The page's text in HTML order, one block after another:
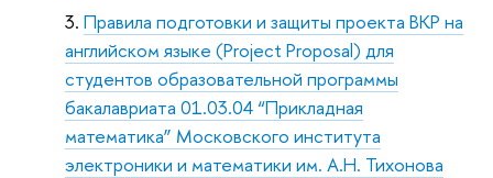
Правила подготовки и защиты проекта ВКР на
английском языке (Project Proposal) для
студентов образовательной программы
бакалавриата 01.03.04 “Прикладная
математика” Московского института
электроники и математики им. А.Н. Тихонова